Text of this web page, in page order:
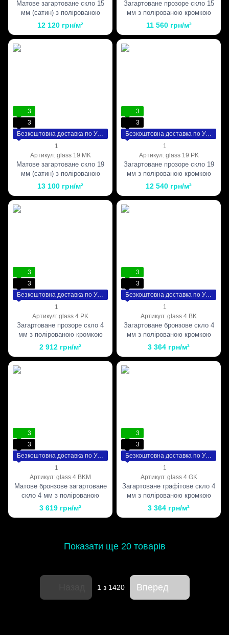
Матове загартоване скло 15
мм (сатин) з полірованою
кромкою
12 120 грн/м²
Загартоване прозоре скло 15
мм з полірованою кромкою
11 560 грн/м²
3
3
Безкоштовна доставка по Україні
1
Артикул: glass 19 MK
Матове загартоване скло 19
мм (сатин) з полірованою
кромкою
13 100 грн/м²
3
3
Безкоштовна доставка по Україні
1
Артикул: glass 19 PK
Загартоване прозоре скло 19
мм з полірованою кромкою
12 540 грн/м²
3
3
Безкоштовна доставка по Україні
1
Артикул: glass 4 PK
Загартоване прозоре скло 4
мм з полірованою кромкою
2 912 грн/м²
3
3
Безкоштовна доставка по Україні
1
Артикул: glass 4 BK
Загартоване бронзове скло 4
мм з полірованою кромкою
3 364 грн/м²
3
3
Безкоштовна доставка по Україні
1
Артикул: glass 4 BKM
Матове бронзове загартоване
скло 4 мм з полірованою
кромкою
3 619 грн/м²
3
3
Безкоштовна доставка по Україні
1
Артикул: glass 4 GK
Загартоване графітове скло 4
мм з полірованою кромкою
3 364 грн/м²
Показати ще 20 товарів
1з 1420 Вперед